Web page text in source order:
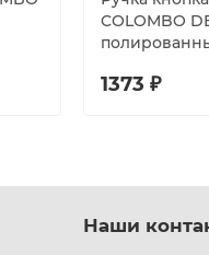
COLOMBO
1373 ₽
Наши